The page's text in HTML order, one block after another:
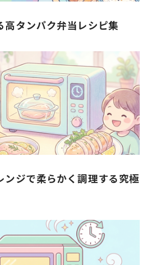
高タンパク弁当レシピ集
ンジで柔らかく調理する究極